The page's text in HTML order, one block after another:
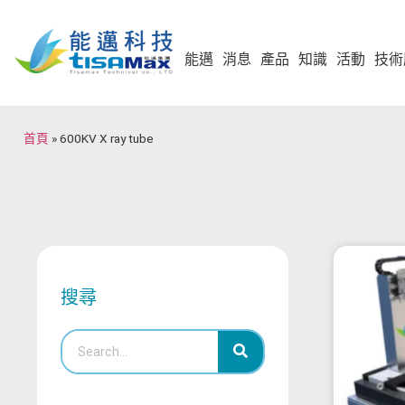
能邁 消息 產品 知識 活動 技
首頁 »600KV X ray tube
搜尋